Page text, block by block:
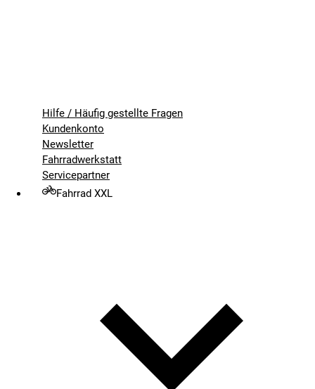
Hilfe / Häufig gestellte Fragen
Kundenkonto
Newsletter
Fahrradwerkstatt
Servicepartner
Fahrrad XXL